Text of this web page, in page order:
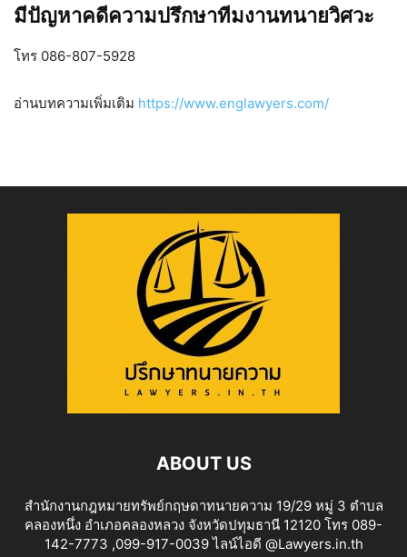
มีปัญหาคดีความปรึกษาทีมงานทนายวิศวะ
โทร 086-807-5928
อ่านบทความเพิ่มเติม https://www.englawyers.com/
ABOUT US
สำนักงานกฎหมายทรัพย์กฤษดาทนายความ 19/29 หมู่ 3 ตำบล
คลองหนึ่ง อำเภอคลองหลวง จังหวัดปทุมธานี 12120 โทร 089-
142-7773 ,099-917-0039 ไลน์ไอดี @Lawyers.in.th